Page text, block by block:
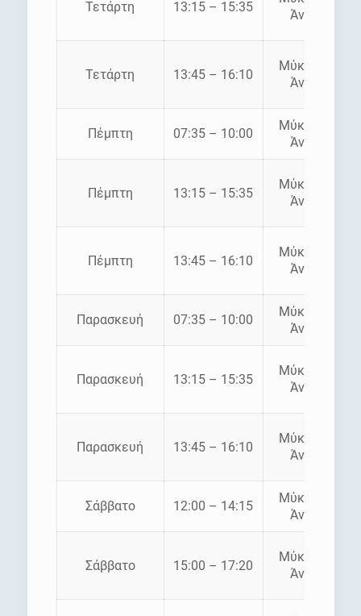
Τετάρτη 13:15 – 15:35
Άνδρος
Τετάρτη 13:45 – 16:10
Μύκονος –
Άνδρος
Πέμπτη 07:35 – 10:00
Μύκονος –
Άνδρος
Πέμπτη 13:15 – 15:35
Μύκονος –
Άνδρος
Πέμπτη 13:45 – 16:10
Μύκονος –
Άνδρος
Παρασκευή 07:35 – 10:00
Μύκονος –
Άνδρος
Παρασκευή 13:15 – 15:35
Μύκονος –
Άνδρος
Παρασκευή 13:45 – 16:10
Μύκονος –
Άνδρος
Σάββατο 12:00 – 14:15
Μύκονος –
Άνδρος
Σάββατο 15:00 – 17:20
Μύκονος –
Άνδρος